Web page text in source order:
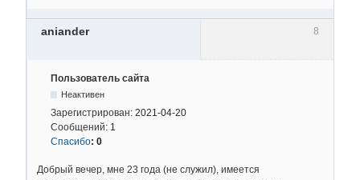
8
aniander
Пользователь сайта
Неактивен
Зарегистрирован: 2021-04-20
Сообщений: 1
Спасибо: 0
Добрый вечер, мне 23 года (не служил), имеется